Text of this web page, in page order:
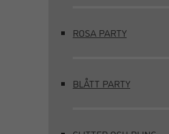
ROSA PARTY
BLÅTT PARTY